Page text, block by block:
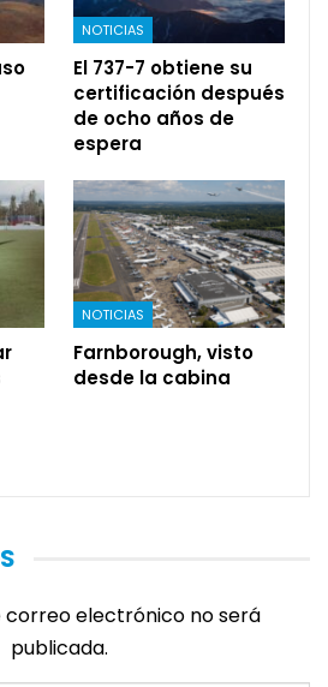
NOTICIAS
El 737-7 obtiene su
certificación después
de ocho años de
espera
NOTICIAS
Farnborough, visto
desde la cabina
correo electrónico no será
publicada.